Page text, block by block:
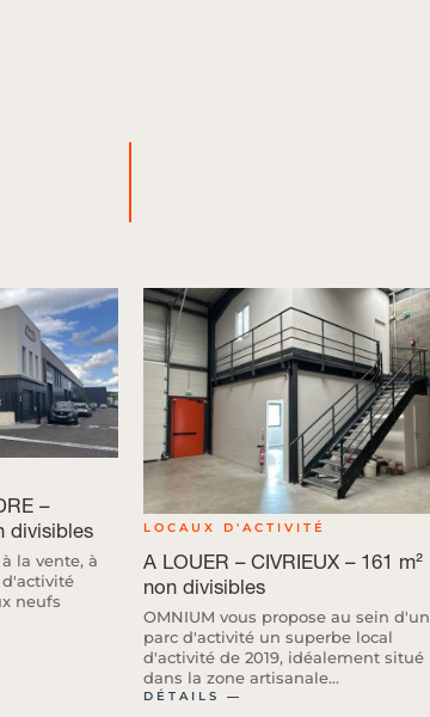
–
divisibles
la vente, à
d'activité
neufs
LOCAUX D'ACTIVITÉ
A LOUER – CIVRIEUX – 161 m²
non divisibles
OMNIUM vous propose au sein d'un
parc d'activité un superbe local
d'activité de 2019, idéalement situé
dans la zone artisanale...
DÉTAILS ―